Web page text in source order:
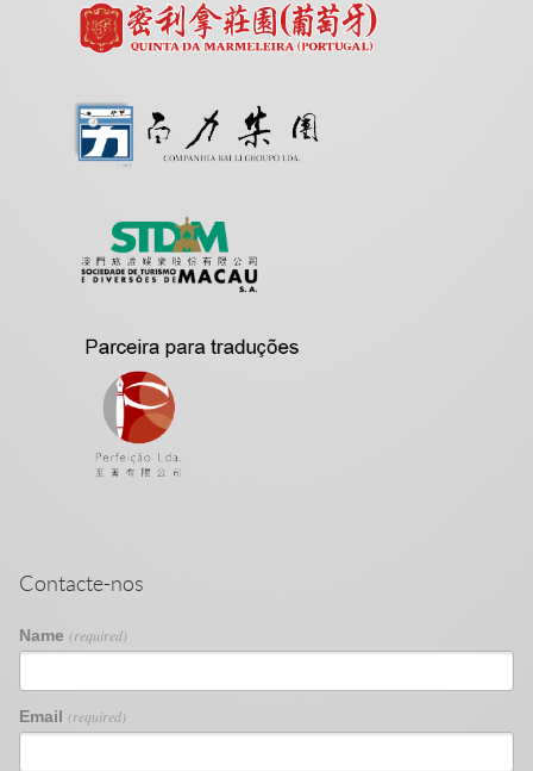
Contacte-nos
Name (required)
Email (required)